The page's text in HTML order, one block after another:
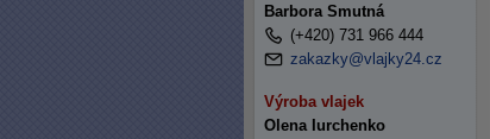
Barbora Smutná
(+420) 731 966 444
zakazky@vlajky24.cz
Výroba vlajek
Olena Iurchenko